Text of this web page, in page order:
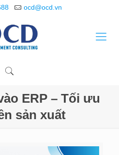
ocd@ocd.vn
ERP – Tối ưu
sản xuất